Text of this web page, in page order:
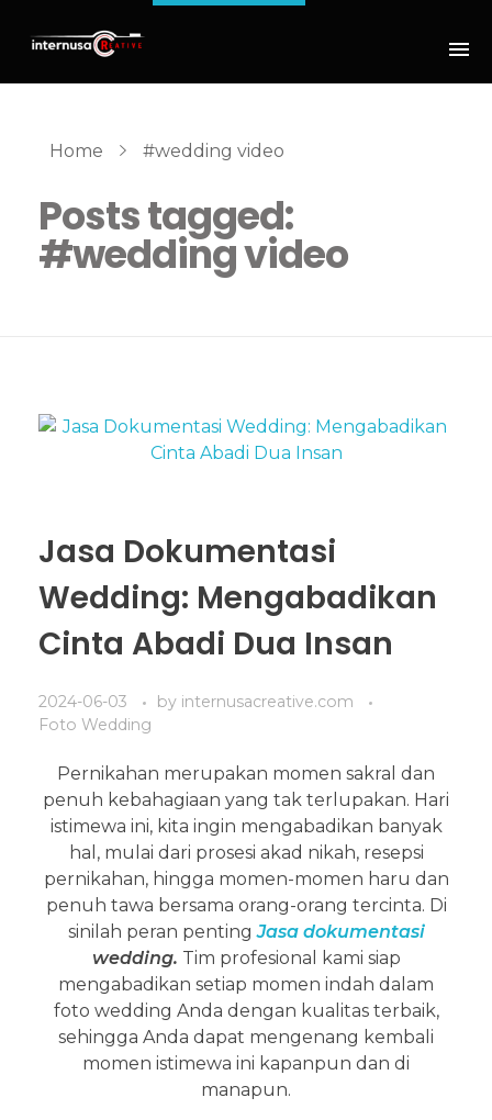
Home #wedding video
Posts tagged:
#wedding video
Jasa Dokumentasi
Wedding: Mengabadikan
Cinta Abadi Dua Insan
2024-06-03 by internusacreative.com
Foto Wedding
Pernikahan merupakan momen sakral dan
penuh kebahagiaan yang tak terlupakan. Hari
istimewa ini, kita ingin mengabadikan banyak
hal, mulai dari prosesi akad nikah, resepsi
pernikahan, hingga momen-momen haru dan
penuh tawa bersama orang-orang tercinta. Di
sinilah peran pentingJasa dokumentasi
wedding. Tim profesional kami siap
mengabadikan setiap momen indah dalam
foto wedding Anda dengan kualitas terbaik,
sehingga Anda dapat mengenang kembali
momen istimewa ini kapanpun dan di
manapun.